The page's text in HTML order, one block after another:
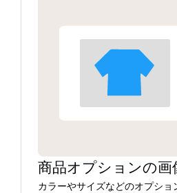
商品オプションの画
カラーやサイズなどのオプショ